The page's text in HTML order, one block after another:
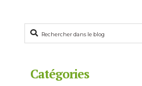
Rechercher
Catégories